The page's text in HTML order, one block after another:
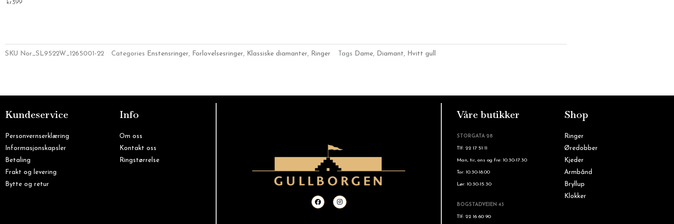
kr399
SKU Nor_SL9522W_1265001-22 Categories Enstensringer, Forlovelsesringer, Klassiske diamanter, Ringer Tags Dame, Diamant, Hvitt gull
Kundeservice
Personvernserklæring
Informasjonskapsler
Betaling
Frakt og levering
Bytte og retur
Info
Om oss
Kontakt oss
Ringstørrelse
F
a
c
I
n
s
Våre butikker
STORGATA 28
Tlf: 22 17 51 11
Man, tir, ons og fre: 10.30-17.30
Tor: 10.30-18.00
Lør: 10.30-15.30
BOGSTADVEIEN 43
Tlf: 22 16 60 90
Shop
Ringer
Øredobber
Kjeder
Armbånd
Bryllup
Klokker